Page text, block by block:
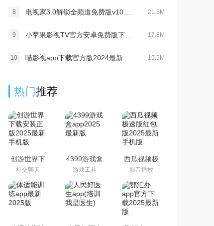
8 21.5M
9 17.8M
10 15.5M
热门推荐
创游世界下
载安装正版
2025最新手
机版
社交聊天
4399游戏盒
app2025最
新版
游戏工具
西瓜视频极
速版红包版
2025最新手
机版
影音播放